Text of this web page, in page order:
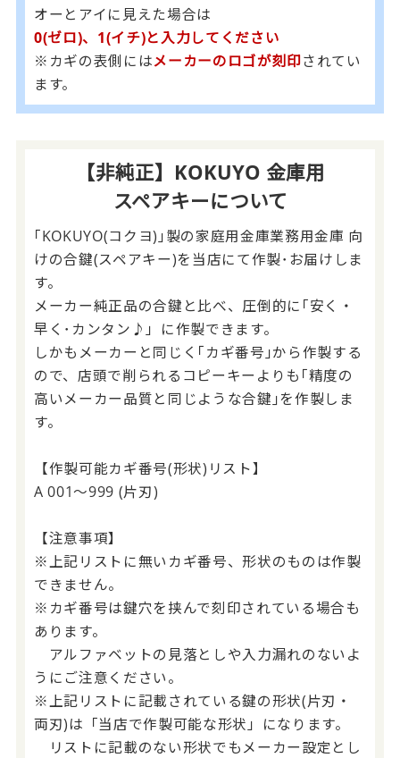
オーとアイに見えた場合は
0(ゼロ)、1(イチ)と入力してください
※カギの表側にはメーカーのロゴが刻印されてい
ます。
【非純正】KOKUYO 金庫用
スペアキーについて
｢KOKUYO(コクヨ)｣製の家庭用金庫業務用金庫 向
けの合鍵(スペアキー)を当店にて作製･お届けしま
す。
メーカー純正品の合鍵と比べ、圧倒的に｢安く・
早く･カンタン♪」に作製できます。
しかもメーカーと同じく｢カギ番号｣から作製する
ので、店頭で削られるコピーキーよりも｢精度の
高いメーカー品質と同じような合鍵｣を作製しま
す。
【作製可能カギ番号(形状)リスト】
A 001～999 (片刃)
【注意事項】
※上記リストに無いカギ番号、形状のものは作製
できません。
※カギ番号は鍵穴を挟んで刻印されている場合も
あります。
アルファベットの見落としや入力漏れのないよ
うにご注意ください。
※上記リストに記載されている鍵の形状(片刃・
両刃)は「当店で作製可能な形状」になります。
リストに記載のない形状でもメーカー設定とし